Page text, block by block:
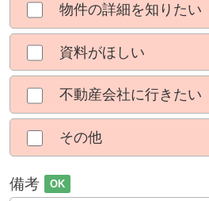
物件の詳細を知りたい
資料がほしい
不動産会社に行きたい
その他
備考 OK